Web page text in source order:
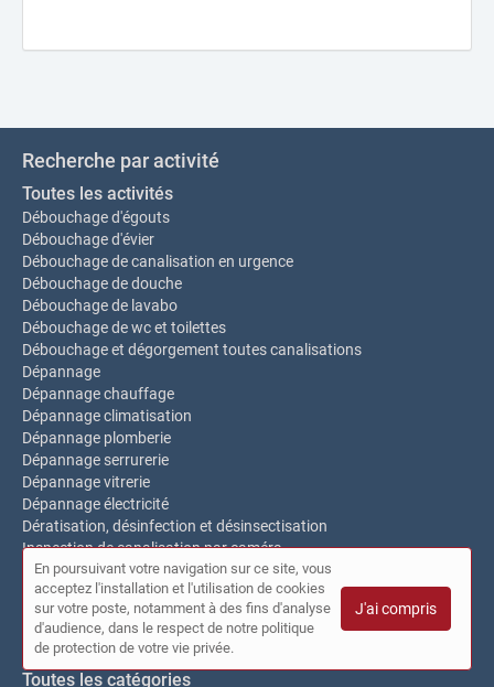
Recherche par activité
Toutes les activités
Débouchage d'égouts
Débouchage d'évier
Débouchage de canalisation en urgence
Débouchage de douche
Débouchage de lavabo
Débouchage de wc et toilettes
Débouchage et dégorgement toutes canalisations
Dépannage
Dépannage chauffage
Dépannage climatisation
Dépannage plomberie
Dépannage serrurerie
Dépannage vitrerie
Dépannage électricité
Dératisation, désinfection et désinsectisation
Inspection de canalisation par caméra
Remplacement de vitrine
Réparation de bris de glace
Réparation de toiture
Recherche par catégorie
Toutes les catégories
En poursuivant votre navigation sur ce site, vous
acceptez l'installation et l'utilisation de cookies
sur votre poste, notamment à des fins d'analyse
d'audience, dans le respect de notre politique
de protection de votre vie privée.
J'ai compris